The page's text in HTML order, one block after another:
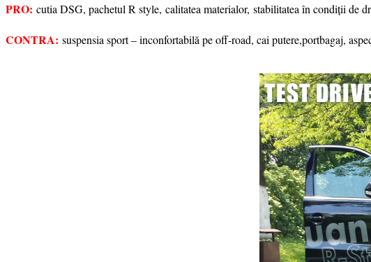
PRO: cutia DSG, pachetul R style, calitatea materialor, stabilitatea în condiții de
CONTRA: suspensia sport – inconfortabilă pe off-road, cai putere,portbagaj,